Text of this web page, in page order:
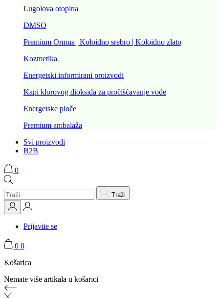
Lugolova otopina
DMSO
Premium Ormus | Koloidno srebro | Koloidno zlato
Kozmetika
Energetski informirani proizvodi
Kapi klorovog dioksida za pročišćavanje vode
Energetske ploče
Premium ambalaža
Svi proizvodi
B2B
0
Traži
Prijavite se
0 0
Košarica
Nemate više artikala u košarici